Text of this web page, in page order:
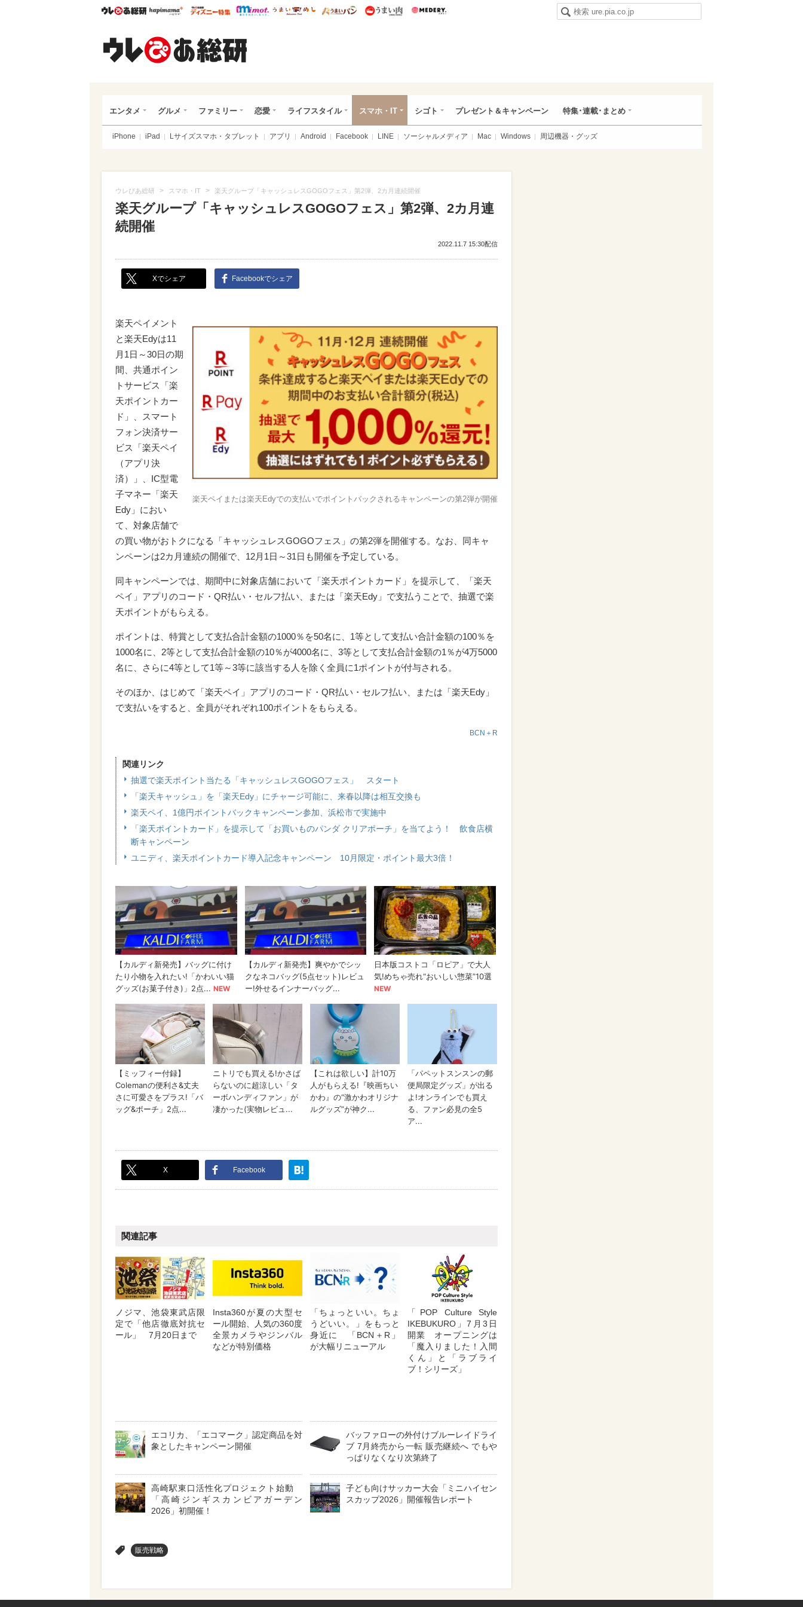
ウレぴあ総研ハピママ* ウレぴあ総研 ディズニー特集
mimot. うまいめし うまいパン うまい肉
エンタメ グルメ ファミリー 恋愛 ライフスタイル スマホ・IT シゴト プレゼント＆キャンペーン 特集･連載･まとめ
iPhone iPad Lサイズスマホ・タブレット アプリ Android Facebook LINE ソーシャルメディア Mac Windows 周辺機器・グッズ
ウレぴあ総研 > スマホ・IT > 楽天グループ「キャッシュレスGOGOフェス」第2弾、2カ月連続開催
楽天グループ「キャッシュレスGOGOフェス」第2弾、2カ月連
続開催
2022.11.7 15:30配信
Xでシェア Facebookでシェア
楽天ペイまたは楽天Edyでの支払いでポイントバックされるキャンペーンの第2弾が開催
楽天ペイメント
と楽天Edyは11
月1日～30日の期
間、共通ポイン
トサービス「楽
天ポイントカー
ド」、スマート
フォン決済サー
ビス「楽天ペイ
（アプリ決
済）」、IC型電
子マネー「楽天
Edy」におい
て、対象店舗で
の買い物がおトクになる「キャッシュレスGOGOフェス」の第2弾を開催する。なお、同キャ
ンペーンは2カ月連続の開催で、12月1日～31日も開催を予定している。
同キャンペーンでは、期間中に対象店舗において「楽天ポイントカード」を提示して、「楽天
ペイ」アプリのコード・QR払い・セルフ払い、または「楽天Edy」で支払うことで、抽選で楽
天ポイントがもらえる。
ポイントは、特賞として支払合計金額の1000％を50名に、1等として支払い合計金額の100％を
1000名に、2等として支払合計金額の10％が4000名に、3等として支払合計金額の1％が4万5000
名に、さらに4等として1等～3等に該当する人を除く全員に1ポイントが付与される。
そのほか、はじめて「楽天ペイ」アプリのコード・QR払い・セルフ払い、または「楽天Edy」
で支払いをすると、全員がそれぞれ100ポイントをもらえる。
BCN＋R
関連リンク
抽選で楽天ポイント当たる「キャッシュレスGOGOフェス」 スタート
「楽天キャッシュ」を「楽天Edy」にチャージ可能に、来春以降は相互交換も
楽天ペイ、1億円ポイントバックキャンペーン参加、浜松市で実施中
「楽天ポイントカード」を提示して「お買いものパンダ クリアポーチ」を当てよう！ 飲食店横
断キャンペーン
ユニディ、楽天ポイントカード導入記念キャンペーン 10月限定・ポイント最大3倍！
X Facebook
関連記事
ノジマ、池袋東武店限
定で「他店徹底対抗セ
ール」 7月20日まで
Insta360が夏の大型セ
ール開始、人気の360度
全景カメラやジンバル
などが特別価格
「ちょっといい。ちょ
うどいい。」をもっと
身近に 「BCN＋R」
が大幅リニューアル
「POP Culture Style
IKEBUKURO」7月3日
開業 オープニングは
「魔入りました！入間
くん」と「ラブライ
ブ！シリーズ」
エコリカ、「エコマーク」認定商品を対
象としたキャンペーン開催
バッファローの外付けブルーレイドライ
ブ 7月終売から一転 販売継続へ でもや
っぱりなくなり次第終了
高崎駅東口活性化プロジェクト始動
「高崎ジンギスカンビアガーデン
2026」初開催！
子ども向けサッカー大会「ミニハイセン
スカップ2026」開催報告レポート
販売戦略